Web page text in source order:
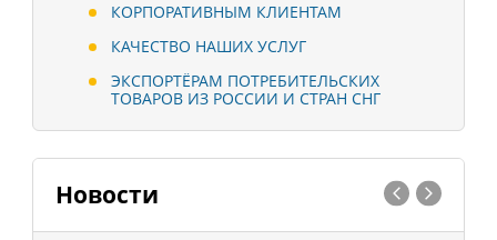
КОРПОРАТИВНЫМ КЛИЕНТАМ
КАЧЕСТВО НАШИХ УСЛУГ
ЭКСПОРТЁРАМ ПОТРЕБИТЕЛЬСКИХ
ТОВАРОВ ИЗ РОССИИ И СТРАН СНГ
Новости